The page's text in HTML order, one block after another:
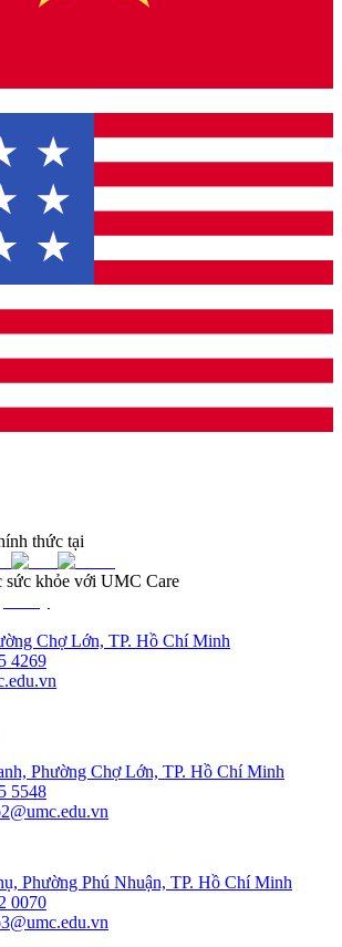
thức tại
sức khỏe với UMC Care
Chợ Lớn, TP. Hồ Chí Minh
4269
Phường Chợ Lớn, TP. Hồ Chí Minh
5548
Phường Phú Nhuận, TP. Hồ Chí Minh
0070